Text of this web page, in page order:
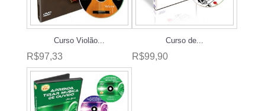
Curso Violão...
R$97,33
Curso de...
R$99,90